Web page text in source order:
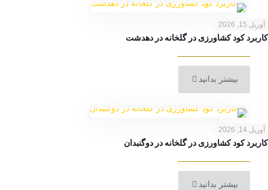
آوریل 15, 2026
کاربرد کود کشاورزی در گلخانه در دهدشت
بیشتر بدانید
آوریل 14, 2026
کاربرد کود کشاورزی در گلخانه در دوگنبدان
بیشتر بدانید